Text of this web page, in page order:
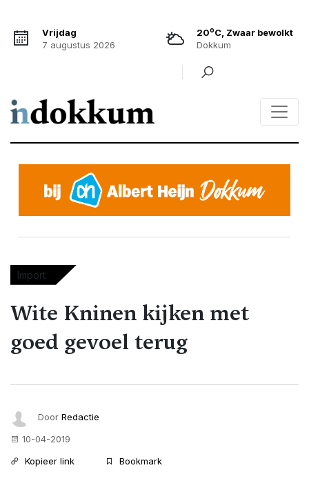
Vrijdag
7 augustus 2026
20oC, Zwaar bewolkt
Dokkum
Import
Wite Kninen kijken met
goed gevoel terug
Door Redactie
10-04-2019
Kopieer link
Bookmark